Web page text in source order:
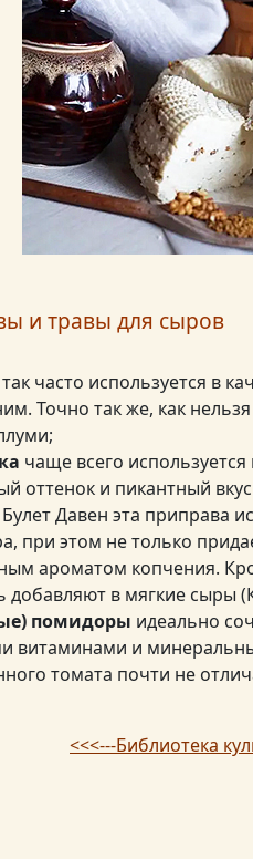
и травы для сыров
часто используется в
Точно так же, как
чаще всего
оттенок и пикантный
Давен эта приправа
при этом не только
ароматом копчения.
добавляют в мягкие сыры
помидоры идеально
витаминами и
томата почти не
<<<---Библиотека